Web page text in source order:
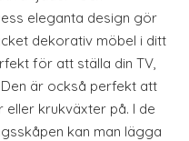
eleganta design gör
dekorativ möbel i ditt
för att ställa din TV,
är också perfekt att
krukväxter på. I de
kan man lägga